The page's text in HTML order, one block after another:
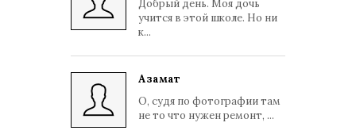
Добрый день. Моя дочь
учится в этой школе. Но ни
к...
Азамат
О, судя по фотографии там
не то что нужен ремонт, ...